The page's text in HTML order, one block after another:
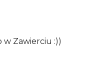
w Zawierciu :))